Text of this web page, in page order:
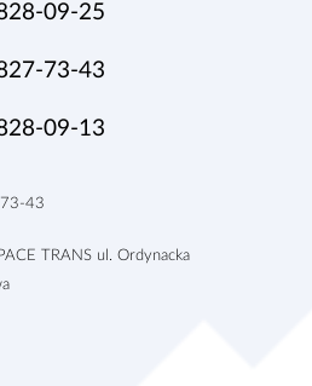
09-25
73-43
09-13
43
TRANS ul. Ordynacka